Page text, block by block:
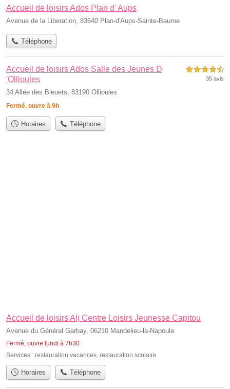
Accueil de loisirs Ados Plan d' Aups
Avenue de la Liberation, 83640 Plan-d'Aups-Sainte-Baume
Téléphone
Accueil de loisirs Ados Salle des Jeunes D
'Ollioules
34 Allée des Bleuets, 83190 Ollioules
Fermé, ouvre à 9h
4,5 étoiles sur 5
35 avis
Horaires Téléphone
Accueil de loisirs Alj Centre Loisirs Jeunesse Capitou
Avenue du Général Garbay, 06210 Mandelieu-la-Napoule
Fermé, ouvre lundi à 7h30
Services : restauration vacances, restauration scolaire
Horaires Téléphone